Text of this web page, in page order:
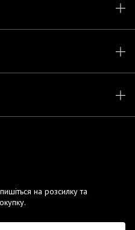
на розсилку та